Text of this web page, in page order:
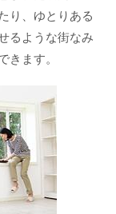
り、ゆとりある
るような街なみ
きます。